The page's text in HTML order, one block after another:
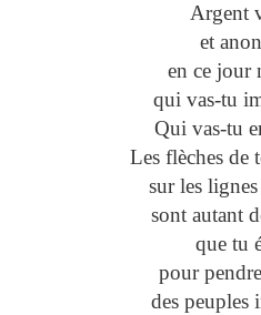
Argent
et
en ce jour
qui vas-tu
Qui vas-tu
Les flèches de
sur les
sont autant
que tu
pour
des peuples